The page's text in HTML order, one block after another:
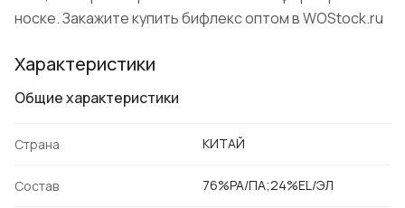
носке. Закажите купить бифлекс оптом в WOStock.ru
Характеристики
Общие характеристики
Страна КИТАЙ
Состав 76%PA/ПА;24%EL/ЭЛ